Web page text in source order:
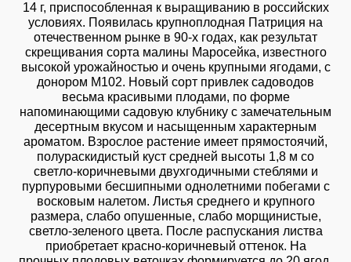
14 г, приспособленная к выращиванию в российских
условиях. Появилась крупноплодная Патриция на
отечественном рынке в 90-х годах, как результат
скрещивания сорта малины Маросейка, известного
высокой урожайностью и очень крупными ягодами, с
донором М102. Новый сорт привлек садоводов
весьма красивыми плодами, по форме
напоминающими садовую клубнику с замечательным
десертным вкусом и насыщенным характерным
ароматом. Взрослое растение имеет прямостоячий,
полураскидистый куст средней высоты 1,8 м со
светло-коричневыми двухгодичными стеблями и
пурпуровыми бесшипными однолетними побегами с
восковым налетом. Листья среднего и крупного
размера, слабо опушенные, слабо морщинистые,
светло-зеленого цвета. После распускания листва
приобретает красно-коричневый оттенок. На